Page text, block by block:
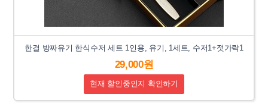
한결 방짜유기 한식수저 세트 1인용, 유기, 1세트, 수저1+젓가락1
29,000원
현재 할인중인지 확인하기